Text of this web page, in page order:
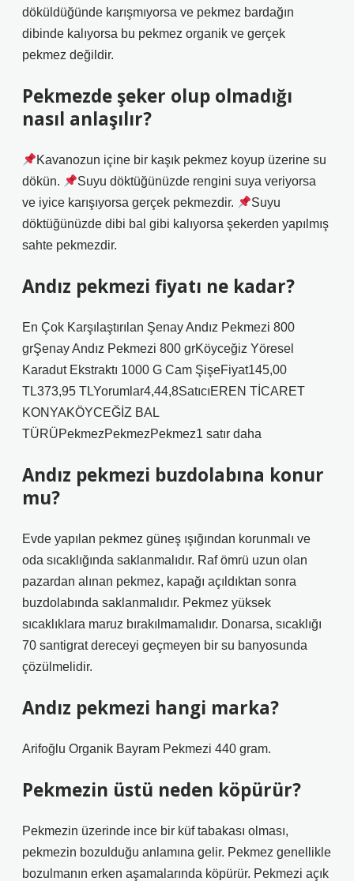
döküldüğünde karışmıyorsa ve pekmez bardağın
dibinde kalıyorsa bu pekmez organik ve gerçek
pekmez değildir.
Pekmezde şeker olup olmadığı
nasıl anlaşılır?
Kavanozun içine bir kaşık pekmez koyup üzerine su
dökün.
Suyu döktüğünüzde rengini suya veriyorsa
ve iyice karışıyorsa gerçek pekmezdir.
Suyu
döktüğünüzde dibi bal gibi kalıyorsa şekerden yapılmış
sahte pekmezdir.
Andız pekmezi fiyatı ne kadar?
En Çok Karşılaştırılan Şenay Andız Pekmezi 800
grŞenay Andız Pekmezi 800 grKöyceğiz Yöresel
Karadut Ekstraktı 1000 G Cam ŞişeFiyat145,00
TL373,95 TLYorumlar4,44,8SatıcıEREN TİCARET
KONYAKÖYCEĞİZ BAL
TÜRÜPekmezPekmezPekmez1 satır daha
Andız pekmezi buzdolabına konur
mu?
Evde yapılan pekmez güneş ışığından korunmalı ve
oda sıcaklığında saklanmalıdır. Raf ömrü uzun olan
pazardan alınan pekmez, kapağı açıldıktan sonra
buzdolabında saklanmalıdır. Pekmez yüksek
sıcaklıklara maruz bırakılmamalıdır. Donarsa, sıcaklığı
70 santigrat dereceyi geçmeyen bir su banyosunda
çözülmelidir.
Andız pekmezi hangi marka?
Arifoğlu Organik Bayram Pekmezi 440 gram.
Pekmezin üstü neden köpürür?
Pekmezin üzerinde ince bir küf tabakası olması,
pekmezin bozulduğu anlamına gelir. Pekmez genellikle
bozulmanın erken aşamalarında köpürür. Pekmezi açık